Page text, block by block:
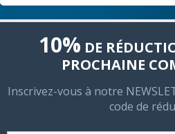
10% DE
PROCHAINE
Inscrivez-vous à notre
code de